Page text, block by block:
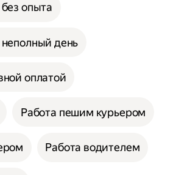
опыта
день
оплатой
Работа пешим курьером
Работа водителем